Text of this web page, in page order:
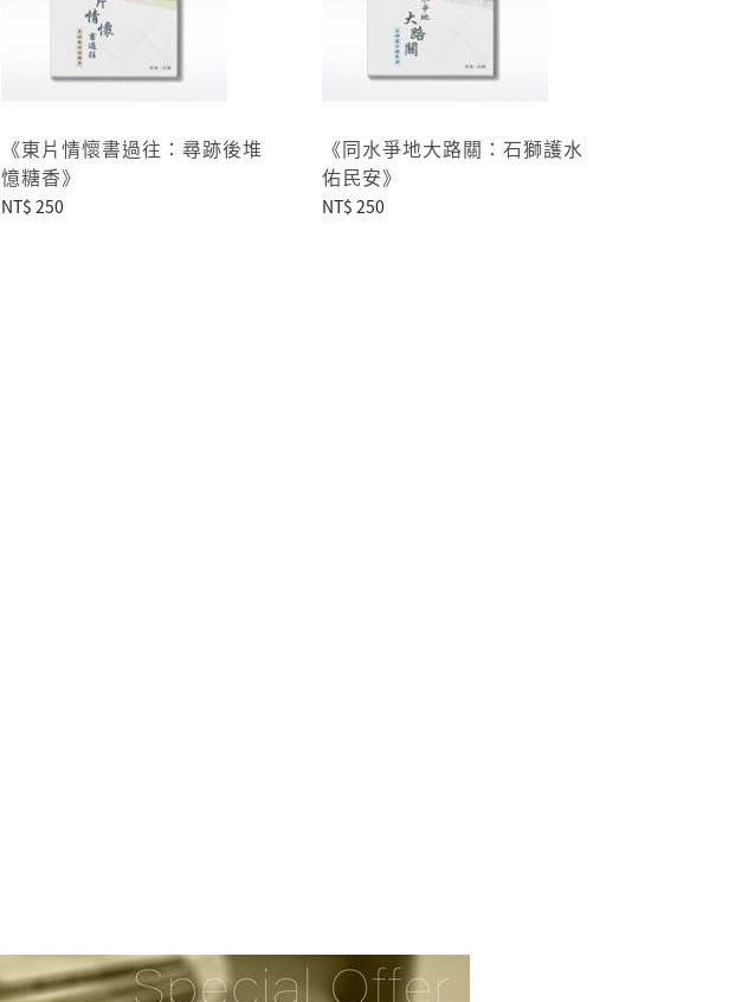
《東片情懷書過往：尋跡後堆
憶糖香》
NT$ 250
《同水爭地大路關：石獅護水
佑民安》
NT$ 250